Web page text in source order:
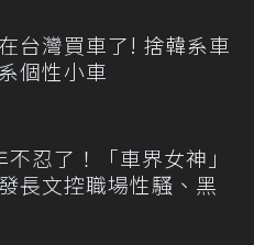
台灣買車了! 捨韓系車
個性小車
不忍了！「車界女神」
長文控職場性騷、黑